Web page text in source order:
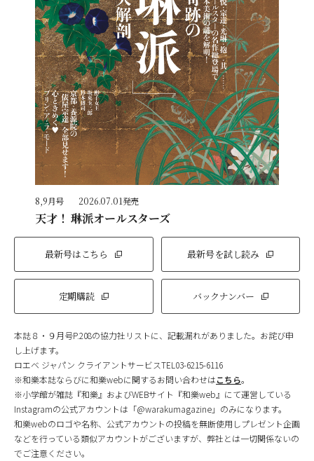
8,9月号 2026.07.01発売
天才！ 琳派オールスターズ
最新号はこちら 最新号を試し読み
定期購読 バックナンバー
本誌８・９月号P.208の協力社リストに、記載漏れがありました。お詫び申
し上げます。
ロエベ ジャパン クライアントサービスTEL03-6215-6116
※和樂本誌ならびに和樂webに関するお問い合わせはこちら。
※小学館が雑誌『和樂』およびWEBサイト『和樂web』にて運営している
Instagramの公式アカウントは「@warakumagazine」のみになります。
和樂webのロゴや名称、公式アカウントの投稿を無断使用しプレゼント企画
などを行っている類似アカウントがございますが、弊社とは一切関係ないの
でご注意ください。